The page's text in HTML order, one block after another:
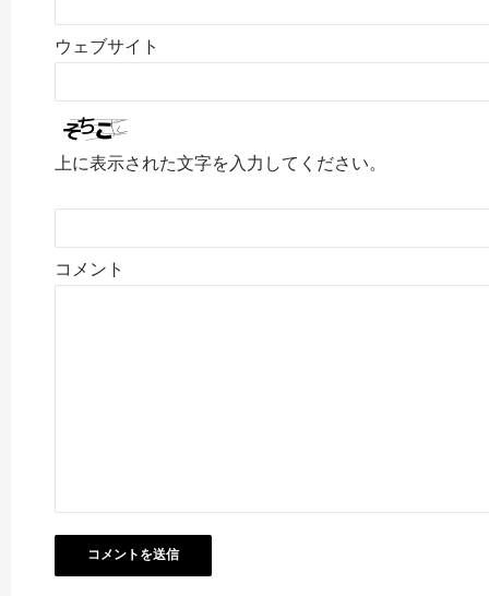
ウェブサイト
上に表示された文字を入力してください。
コメント